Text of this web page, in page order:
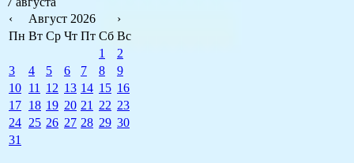
‹
Август 2026
›
Пн Вт Ср Чт Пт Сб Вс
1
2
3
4 5 6 7 8
9
10 11 12 13 14 15 16
17 18 19 20 21 22 23
24 25 26 27 28 29 30
31